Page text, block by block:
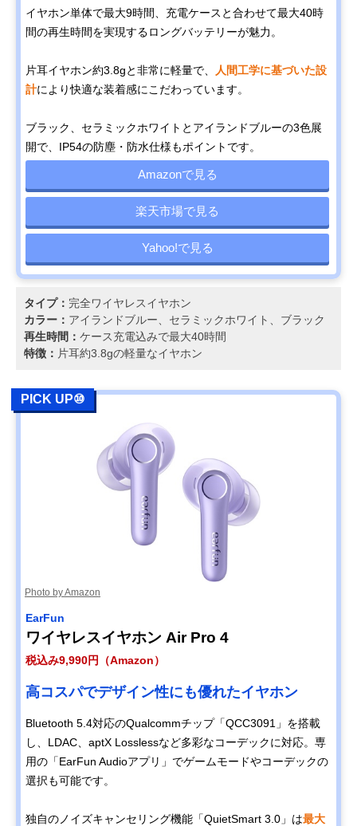
イヤホン単体で最大9時間、充電ケースと合わせて最大40時
間の再生時間を実現するロングバッテリーが魅力。
片耳イヤホン約3.8gと非常に軽量で、
人間工学に基づいた設
計により快適な装着感にこだわっています。
ブラック、セラミックホワイトとアイランドブルーの3色展
開で、IP54の防塵・防水仕様もポイントです。
Amazonで見る
楽天市場で見る
Yahoo!で見る
タイプ： 完全ワイヤレスイヤホン
カラー： アイランドブルー、セラミックホワイト、ブラック
再生時間： ケース充電込みで最大40時間
特徴： 片耳約3.8gの軽量なイヤホン
PICK UP⑩
Photo by Amazon
EarFun
ワイヤレスイヤホン Air Pro 4
税込み9,990円（Amazon）
高コスパでデザイン性にも優れたイヤホン
Bluetooth 5.4対応のQualcommチップ「QCC3091」を搭載
し、LDAC、aptX Losslessなど多彩なコーデックに対応。専
用の「EarFun Audioアプリ」でゲームモードやコーデックの
選択も可能です。
独自のノイズキャンセリング機能「QuietSmart 3.0」は最大